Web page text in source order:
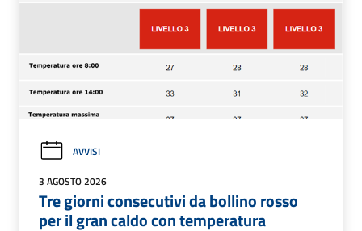
AVVISI
3 AGOSTO 2026
Tre giorni consecutivi da bollino rosso
per il gran caldo con temperatura